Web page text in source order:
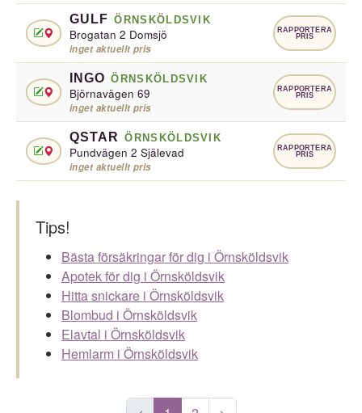
GULF ÖRNSKÖLDSVIK
Brogatan 2 Domsjö
inget aktuellt pris
RAPPORTERA
PRIS
INGO ÖRNSKÖLDSVIK
Björnavägen 69
inget aktuellt pris
RAPPORTERA
PRIS
QSTAR ÖRNSKÖLDSVIK
Pundvägen 2 Själevad
inget aktuellt pris
RAPPORTERA
PRIS
Tips!
Bästa försäkringar för dig i Örnsköldsvik
Apotek för dig i Örnsköldsvik
Hitta snickare i Örnsköldsvik
Blombud i Örnsköldsvik
Elavtal i Örnsköldsvik
Hemlarm i Örnsköldsvik